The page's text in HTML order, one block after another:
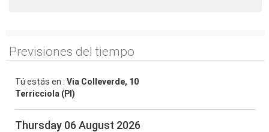
Previsiones del tiempo
Tú estás en : Via Colleverde, 10
Terricciola (PI)
Thursday 06 August 2026